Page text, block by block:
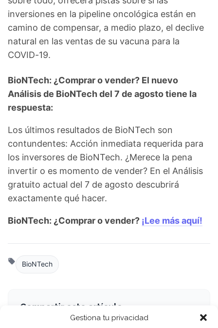
Gestiona tu privacidad
inversiones en la pipeline oncológica están en
camino de compensar, a medio plazo, el declive
natural en las ventas de su vacuna para la
COVID-19.
BioNTech: ¿Comprar o vender? El nuevo
Análisis de BioNTech del 7 de agosto tiene la
respuesta:
Los últimos resultados de BioNTech son
contundentes: Acción inmediata requerida para
los inversores de BioNTech. ¿Merece la pena
invertir o es momento de vender? En el Análisis
gratuito actual del 7 de agosto descubrirá
exactamente qué hacer.
BioNTech: ¿Comprar o vender? ¡Lee más aquí!
BioNTech
Compartir este artículo